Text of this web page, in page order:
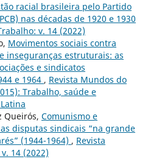
racial brasileira pelo Partido
nas décadas de 1920 e 1930
v. 14 (2022)
Movimentos sociais contra
inseguranças estruturais: as
e sindicatos
e 1964 , Revista Mundos do
Trabalho, saúde e
Queirós, Comunismo e
disputas sindicais “na grande
(1944-1964) , Revista
14 (2022)